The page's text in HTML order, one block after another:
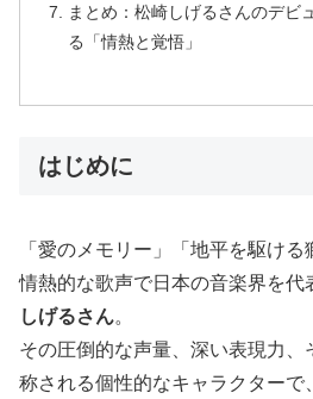
まとめ：松崎しげるさんのデビ
る「情熱と覚悟」
はじめに
「愛のメモリー」「地平を駆ける
情熱的な歌声で日本の音楽界を代
しげるさん。
その圧倒的な声量、深い表現力、
称される個性的なキャラクターで、